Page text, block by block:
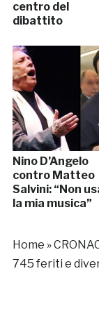
centro del
dibattito
Nino D’Angelo
contro Matteo
Salvini: “Non
la mia musica”
Home »
745 feriti e